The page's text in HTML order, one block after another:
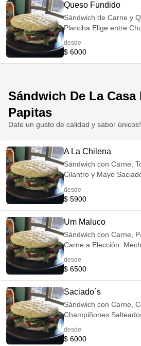
Queso Fundido
Sándwich de Carne y
Plancha Elige entre
Veggie: Reemplaza la
desde
$ 6000
Sándwich De La Casa
Papitas
Date un gusto de calidad y sabor únicos!
A La Chilena
Sándwich con Carne,
Cilantro y Mayo
Cerdo Opción Veggie:
desde
$ 5900
Um Maluco
Sándwich con Carne,
Carne a Elección:
Reemplaza la Carne
desde
$ 6500
Saciado´s
Sándwich con Carne,
Champiñones
de Pollo o Lomo de
desde
$ 6000